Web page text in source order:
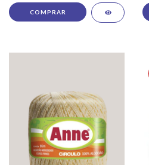
COMPRAR